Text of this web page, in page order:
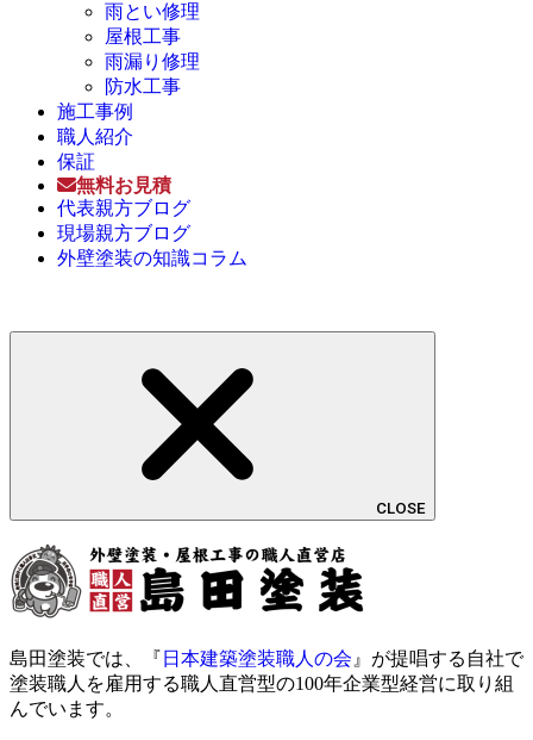
雨とい修理
屋根工事
雨漏り修理
防水工事
施工事例
職人紹介
保証
無料お見積
代表親方ブログ
現場親方ブログ
外壁塗装の知識コラム
CLOSE
島田塗装では、『 日本建築塗装職人の会 』が提唱する自社で
塗装職人を雇用する職人直営型の100年企業型経営に取り組
んでいます。